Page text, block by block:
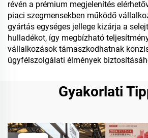
révén a prémium megjelenítés
piaci szegmensekben működő
gyártás egységes jellege kizárja a
hulladékot, így megbízható
vállalkozások támaszkodhatnak
ügyfélszolgálati élmények
Gyakorlati